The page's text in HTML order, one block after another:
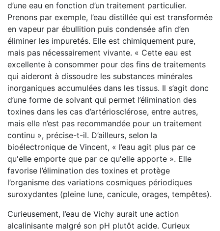
d’une eau en fonction d’un traitement particulier.
Prenons par exemple, l’eau distillée qui est transformée
en vapeur par ébullition puis condensée afin d’en
éliminer les impuretés. Elle est chimiquement pure,
mais pas nécessairement vivante. « Cette eau est
excellente à consommer pour des fins de traitements
qui aideront à dissoudre les substances minérales
inorganiques accumulées dans les tissus. Il s’agit donc
d’une forme de solvant qui permet l’élimination des
toxines dans les cas d’artériosclérose, entre autres,
mais elle n’est pas recommandée pour un traitement
continu », précise-t-il. D’ailleurs, selon la
bioélectronique de Vincent, « l’eau agit plus par ce
qu'elle emporte que par ce qu'elle apporte ». Elle
favorise l’élimination des toxines et protège
l’organisme des variations cosmiques périodiques
suroxydantes (pleine lune, canicule, orages, tempêtes).
Curieusement, l’eau de Vichy aurait une action
alcalinisante malgré son pH plutôt acide. Curieux